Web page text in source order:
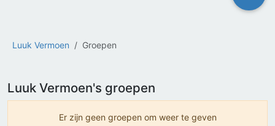
Luuk Vermoen Groepen
Luuk Vermoen's groepen
Er zijn geen groepen om weer te geven